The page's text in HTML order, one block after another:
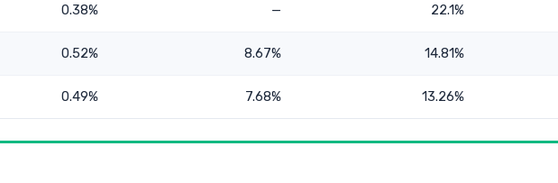
22.1%
—
0.38%
14.81%
8.67%
0.52%
13.26%
7.68%
0.49%